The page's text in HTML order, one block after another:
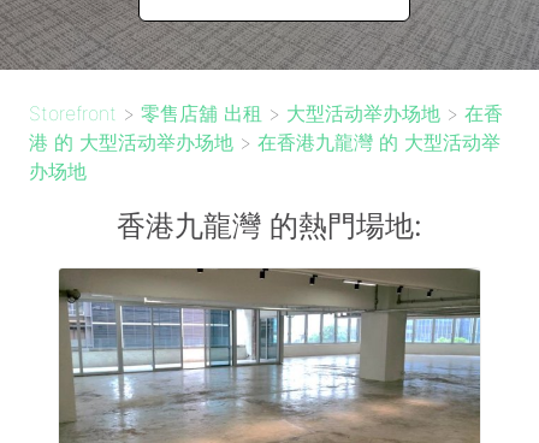
Storefront > 零售店舖 出租 > 大型活动举办场地 > 在香
港 的 大型活动举办场地 > 在香港九龍灣 的 大型活动举
办场地
香港九龍灣 的熱門場地: